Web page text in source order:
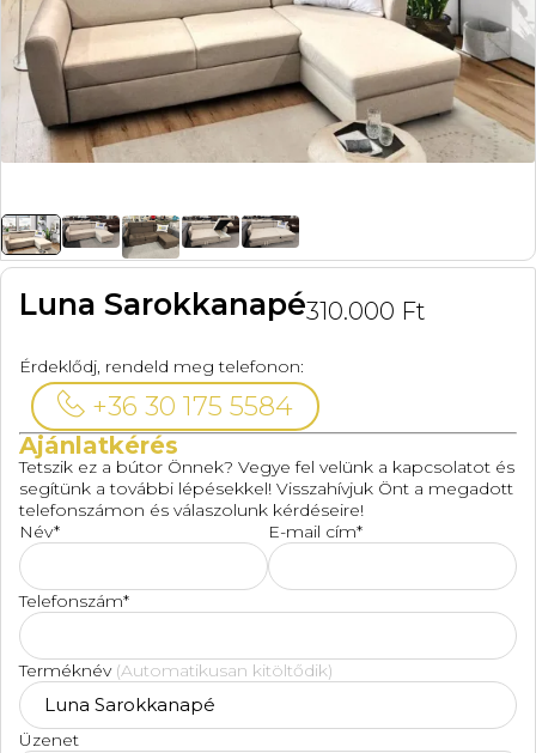
Luna Sarokkanapé310.000 Ft
Érdeklődj, rendeld meg telefonon:
+36 30 175 5584
Ajánlatkérés
Tetszik ez a bútor Önnek? Vegye fel velünk a kapcsolatot és
segítünk a további lépésekkel! Visszahívjuk Önt a megadott
telefonszámon és válaszolunk kérdéseire!
Név*
E-mail cím*
Telefonszám*
Terméknév (Automatikusan kitöltődik)
Üzenet